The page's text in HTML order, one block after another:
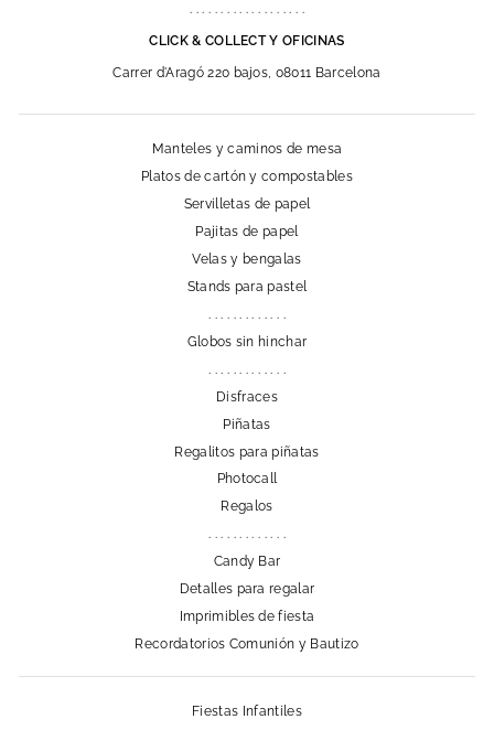
. . . . . . . . . . . . . . . . . . .
CLICK & COLLECT Y OFICINAS
Carrer d'Aragó 220 bajos, 08011 Barcelona
Manteles y caminos de mesa
Platos de cartón y compostables
Servilletas de papel
Pajitas de papel
Velas y bengalas
Stands para pastel
Globos sin hinchar
Disfraces
Piñatas
Regalitos para piñatas
Photocall
Regalos
. . . . . . . . . . . . .
Candy Bar
Detalles para regalar
Imprimibles de fiesta
Recordatorios Comunión y Bautizo
Fiestas Infantiles